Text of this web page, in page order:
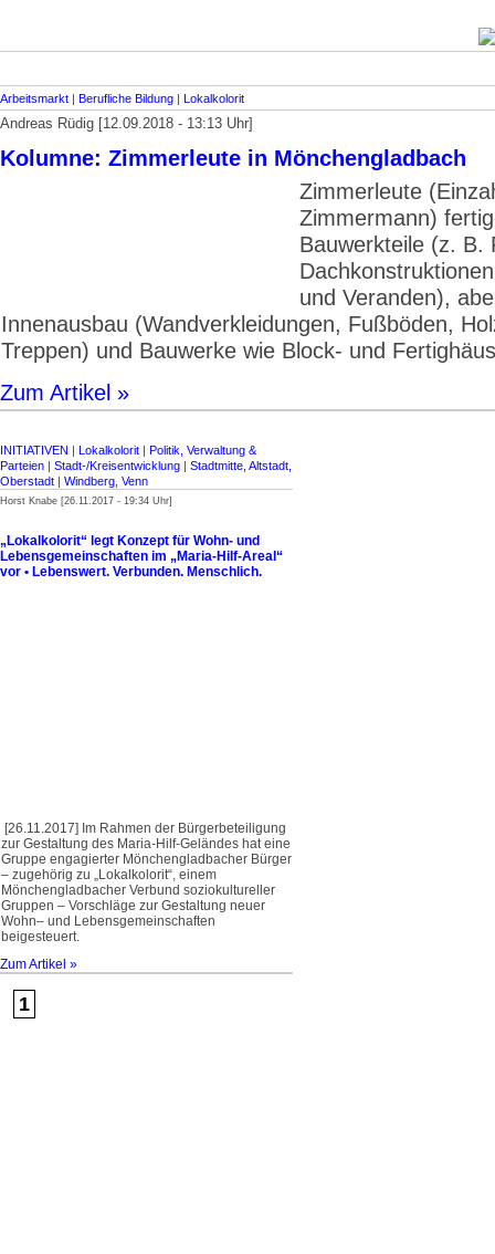
Arbeitsmarkt | Berufliche Bildung | Lokalkolorit
Andreas Rüdig [12.09.2018 - 13:13 Uhr]
Kolumne: Zimmerleute in Mönchengladbach
Zimmerleute
Zimmermann)
Bauwerkteile (z. B.
und Veranden),
Innenausbau (Wandverkleidungen, Fußböden,
Treppen) und Bauwerke wie Block- und
Zum Artikel »
INITIATIVEN | Lokalkolorit | Politik, Verwaltung &
Parteien | Stadt-/Kreisentwicklung | Stadtmitte, Altstadt,
Oberstadt | Windberg, Venn
Horst Knabe [26.11.2017 - 19:34 Uhr]
„Lokalkolorit“ legt Konzept für Wohn- und
Lebensgemeinschaften im „Maria-Hilf-Areal“
vor • Lebenswert. Verbunden. Menschlich.
[26.11.2017] Im Rahmen der Bürgerbeteiligung
zur Gestaltung des Maria-Hilf-Geländes hat eine
Gruppe engagierter Mönchengladbacher Bürger
– zugehörig zu „Lokalkolorit“, einem
Mönchengladbacher Verbund soziokultureller
Gruppen – Vorschläge zur Gestaltung neuer
Wohn– und Lebensgemeinschaften
beigesteuert.
Zum Artikel »
1